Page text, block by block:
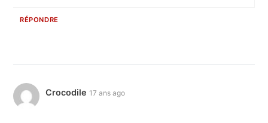
RÉPONDRE
Crocodile 17 ans ago